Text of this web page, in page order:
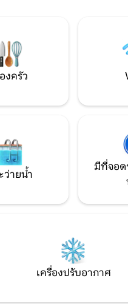
งครัว
ว่ายน้ำ
มีที่จอด
เครื่องปรับอากาศ